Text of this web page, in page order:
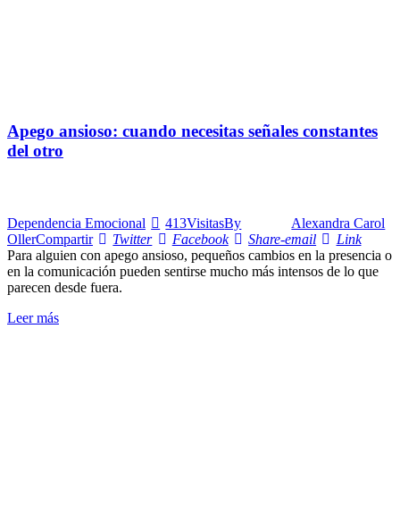
Apego ansioso: cuando necesitas señales constantes
del otro
Dependencia Emocional 413VisitasBy
Alexandra Carol
OllerCompartir Twitter Facebook Share-email
Link
Para alguien con apego ansioso, pequeños cambios en la presencia o
en la comunicación pueden sentirse mucho más intensos de lo que
parecen desde fuera.
Leer más